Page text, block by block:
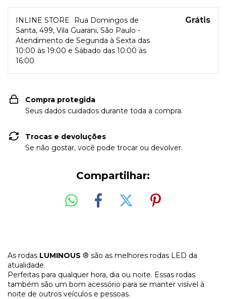
INLINE STORE
Rua Domingos de
Santa, 499, Vila Guarani, São Paulo -
Atendimento de Segunda à Sexta das
10:00 às 19:00 e Sábado das 10:00 às
16:00
Grátis
Compra protegida
Seus dados cuidados durante toda a compra.
Trocas e devoluções
Se não gostar, você pode trocar ou devolver.
Compartilhar:
As rodas LUMINOUS ® são as melhores rodas LED da
atualidade.
Perfeitas para qualquer hora, dia ou noite. Essas rodas
também são um bom acessório para se manter visível à
noite de outros veículos e pessoas.